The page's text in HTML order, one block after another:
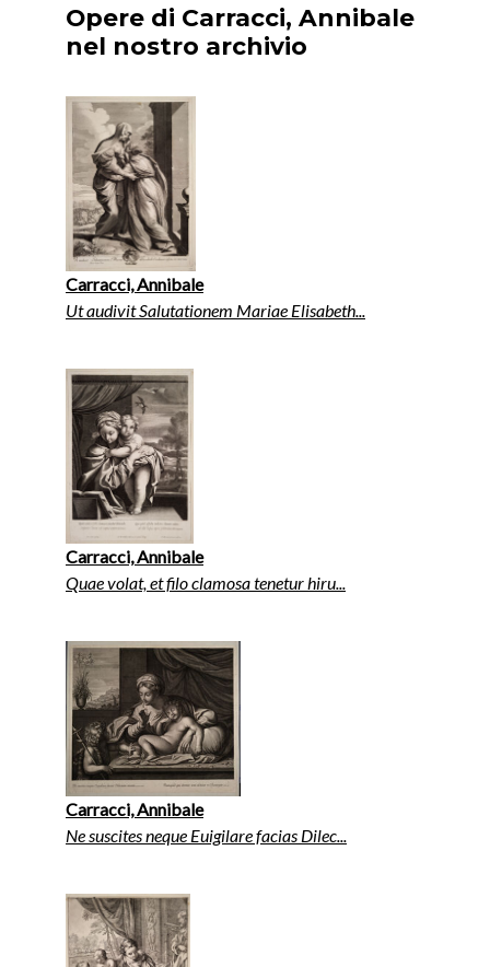
Opere di Carracci, Annibale
nel nostro archivio
Carracci, Annibale
Ut audivit Salutationem Mariae Elisabeth...
Carracci, Annibale
Quae volat, et filo clamosa tenetur hiru...
Carracci, Annibale
Ne suscites neque Euigilare facias Dilec...